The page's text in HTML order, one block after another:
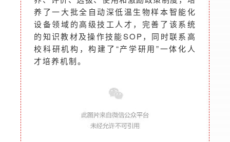
养了一大批全自动深低温生物样本智能化
设备领域的高级技工人才，完善了该系统
的知识教材及操作技能SOP，同时联系高
校科研机构，构建了“产学研用”一体化人
才培养机制。